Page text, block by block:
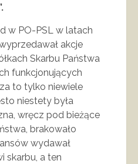
w PO-PSL w latach
akcje
Skarbu Państwa
funkcjonujących
to tylko niewiele
niestety była
wręcz pod bieżące
brakowało
wydawał
skarbu, a ten